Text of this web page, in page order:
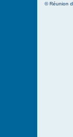
© Réunion